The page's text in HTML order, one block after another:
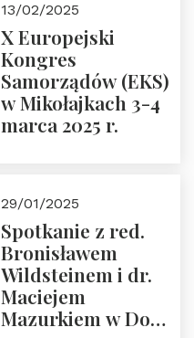
Zapraszamy
13/02/2025
X Europejski
Kongres
Samorządów (EKS)
w Mikołajkach 3-4
marca 2025 r.
29/01/2025
Spotkanie z red.
Bronisławem
Wildsteinem i dr.
Maciejem
Mazurkiem w Domu